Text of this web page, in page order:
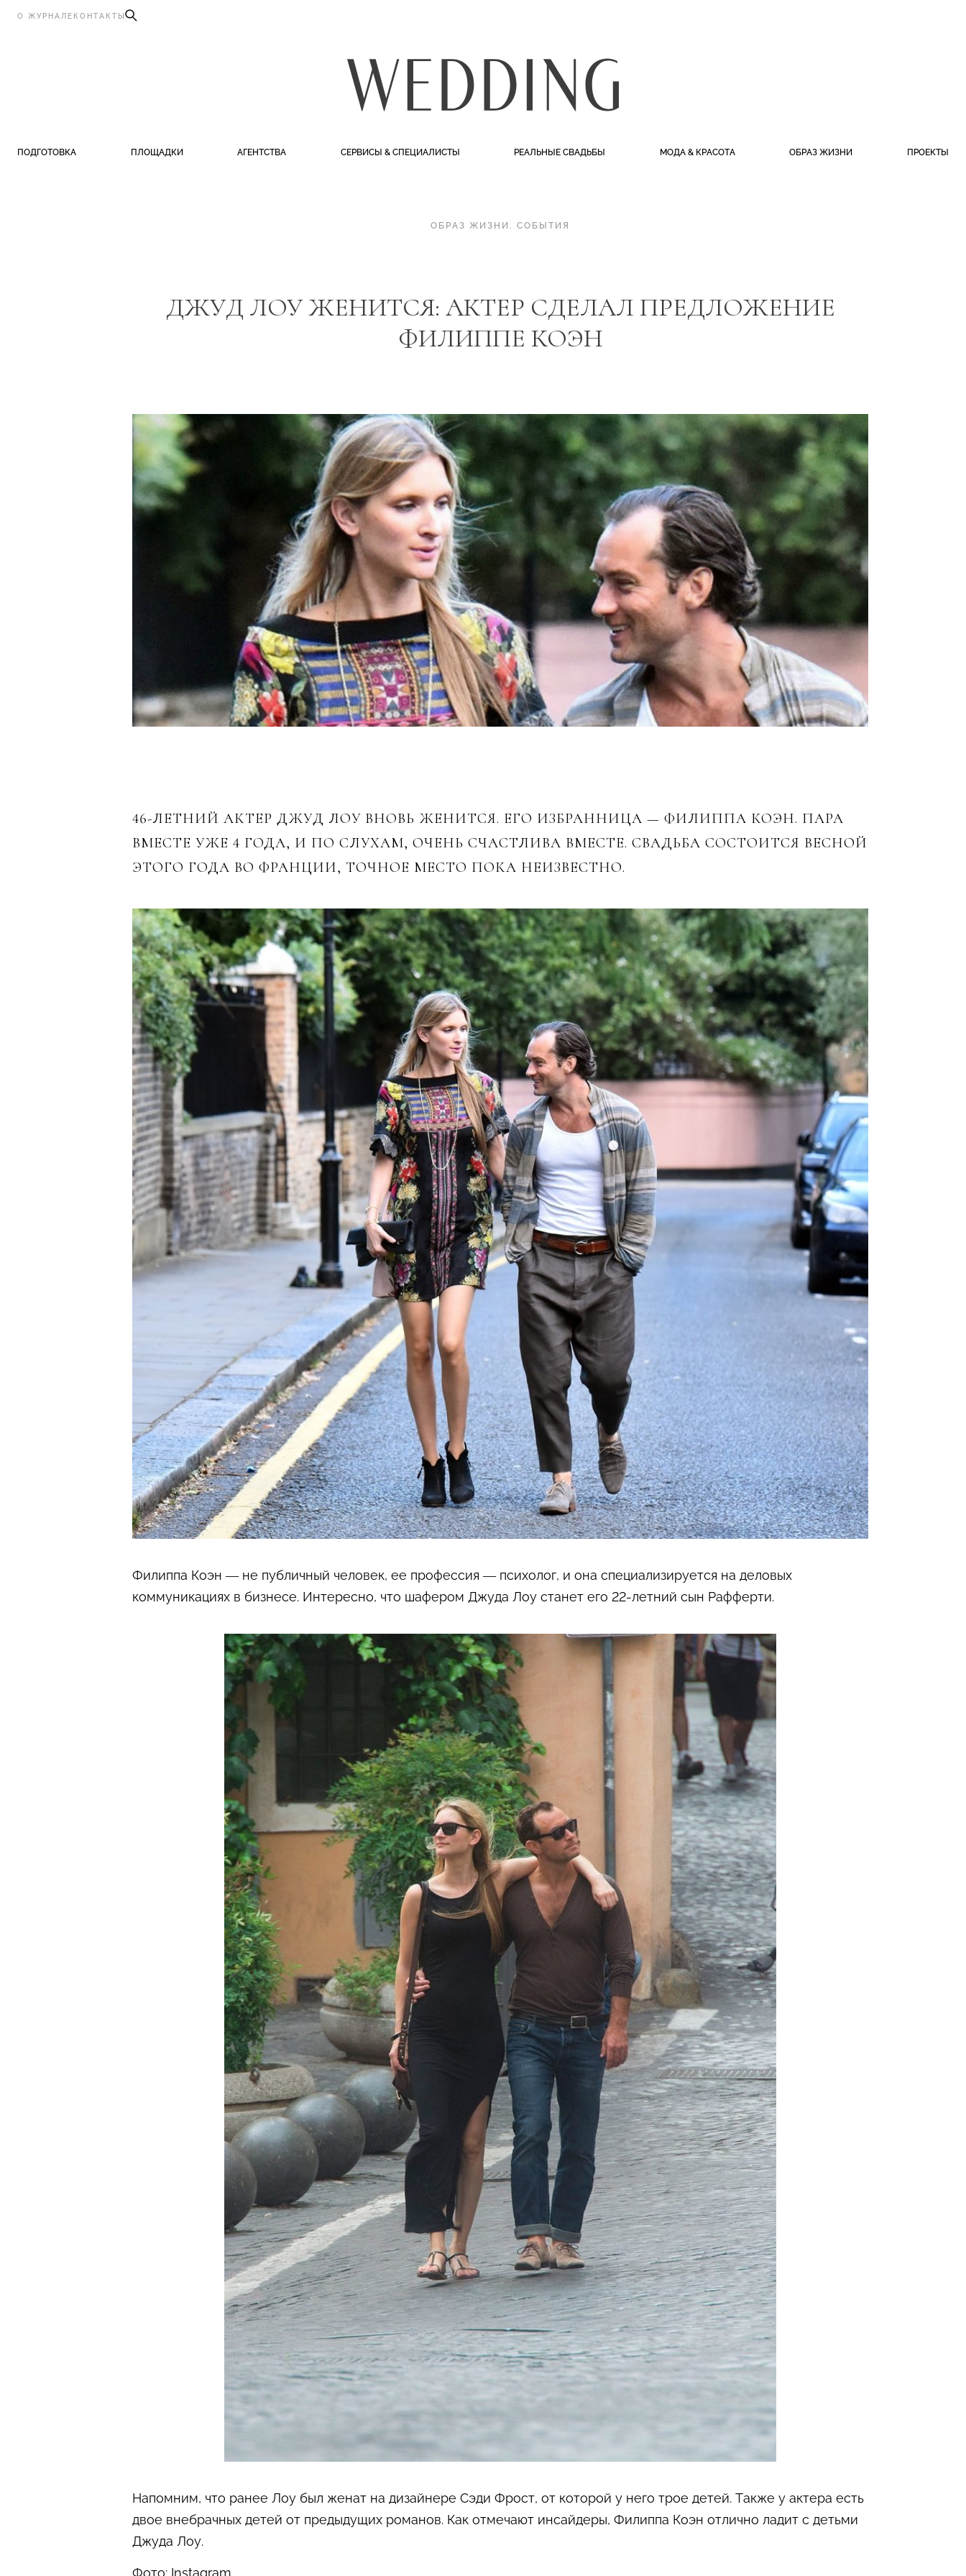
О ЖУРНАЛЕ КОНТАКТЫ
ПОДГОТОВКА ПЛОЩАДКИ АГЕНТСТВА СЕРВИСЫ & СПЕЦИАЛИСТЫ РЕАЛЬНЫЕ СВАДЬБЫ МОДА & КРАСОТА ОБРАЗ ЖИЗНИ ПРОЕКТЫ
ОБРАЗ ЖИЗНИ . СОБЫТИЯ
ДЖУД ЛОУ ЖЕНИТСЯ: АКТЕР СДЕЛАЛ ПРЕДЛОЖЕНИЕ
ФИЛИППЕ КОЭН
46-ЛЕТНИЙ АКТЕР ДЖУД ЛОУ ВНОВЬ ЖЕНИТСЯ. ЕГО ИЗБРАННИЦА — ФИЛИППА КОЭН. ПАРА
ВМЕСТЕ УЖЕ 4 ГОДА, И ПО СЛУХАМ, ОЧЕНЬ СЧАСТЛИВА ВМЕСТЕ. СВАДЬБА СОСТОИТСЯ ВЕСНОЙ
ЭТОГО ГОДА ВО ФРАНЦИИ, ТОЧНОЕ МЕСТО ПОКА НЕИЗВЕСТНО.
Филиппа Коэн — не публичный человек, ее профессия — психолог, и она специализируется на деловых
коммуникациях в бизнесе. Интересно, что шафером Джуда Лоу станет его 22-летний сын Рафферти.
Напомним, что ранее Лоу был женат на дизайнере Сэди Фрост, от которой у него трое детей. Также у актера есть
двое внебрачных детей от предыдущих романов. Как отмечают инсайдеры, Филиппа Коэн отлично ладит с детьми
Джуда Лоу.
Фото: Instagram.